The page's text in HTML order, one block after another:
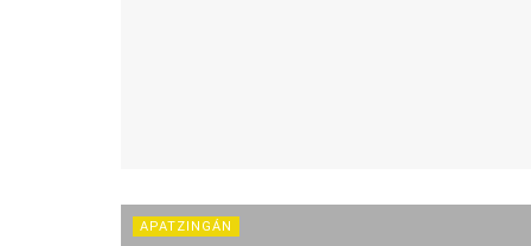
APATZINGÁN